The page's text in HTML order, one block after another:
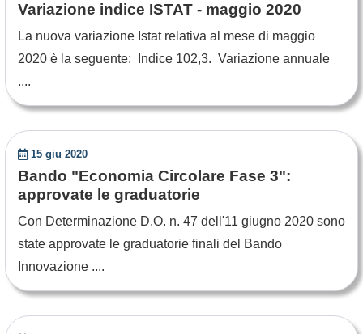
Variazione indice ISTAT - maggio 2020
La nuova variazione Istat relativa al mese di maggio
2020 è la seguente: Indice 102,3. Variazione annuale
....
15 giu 2020
Bando "Economia Circolare Fase 3":
approvate le graduatorie
Con Determinazione D.O. n. 47 dell'11 giugno 2020 sono
state approvate le graduatorie finali del Bando
Innovazione ....